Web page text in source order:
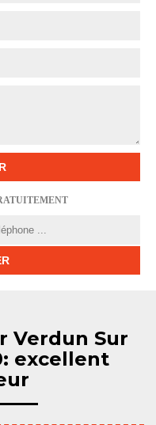
Verdun Sur
excellent